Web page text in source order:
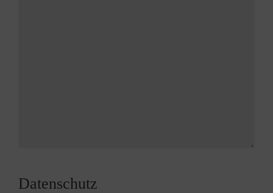
Datenschutz